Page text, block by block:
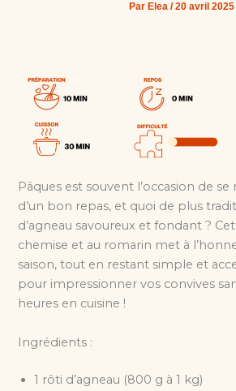
Par Elea /20 avril 2025
Pâques est souvent l’occasion de
d’un bon repas, et quoi de plus
d’agneau savoureux et fondant ?
chemise et au romarin met à
saison, tout en restant simple et
pour impressionner vos convives
heures en cuisine !
Ingrédients :
1 rôti d’agneau (800 g à 1 kg)